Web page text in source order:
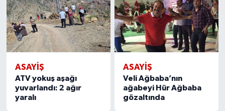
ASAYİŞ
ATV yokuş aşağı
yuvarlandı: 2 ağır
yaralı
ASAYİŞ
Veli Ağbaba’nın
ağabeyi Hür Ağbaba
gözaltında